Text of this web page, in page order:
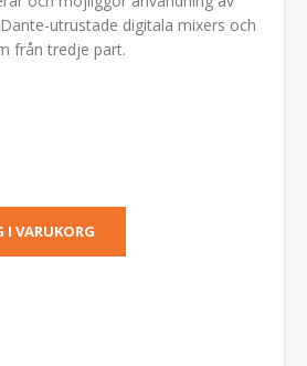
utrustade digitala mixers och
från tredje part.